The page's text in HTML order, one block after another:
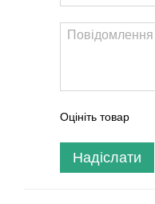
Оцініть товар
Надіслати